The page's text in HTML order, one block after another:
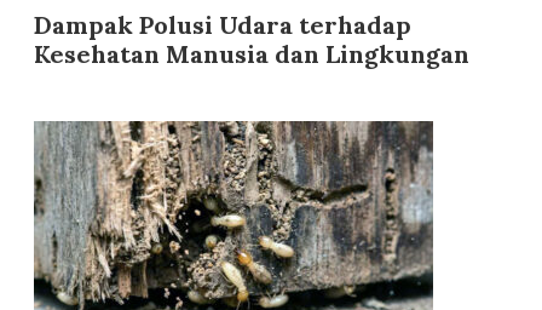
Dampak Polusi Udara terhadap
Kesehatan Manusia dan Lingkungan